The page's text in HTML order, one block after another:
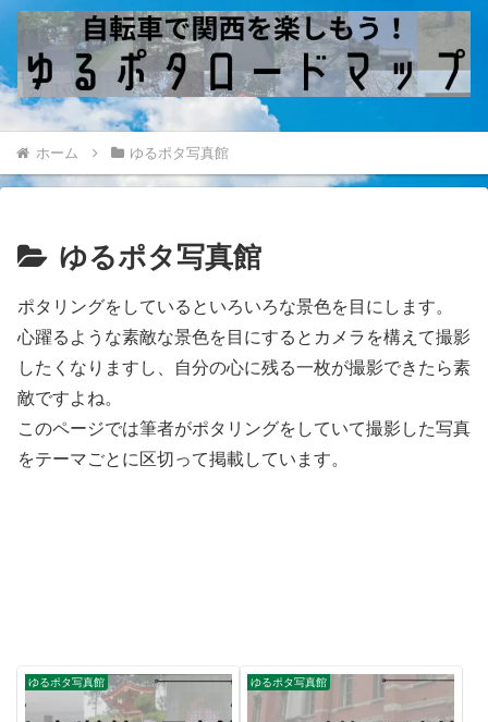
ホーム ゆるポタ写真館
ゆるポタ写真館
ポタリングをしているといろいろな景色を目にします。
心躍るような素敵な景色を目にするとカメラを構えて撮影
したくなりますし、自分の心に残る一枚が撮影できたら素
敵ですよね。
このページでは筆者がポタリングをしていて撮影した写真
をテーマごとに区切って掲載しています。
ゆるポタ写真館 ゆるポタ写真館